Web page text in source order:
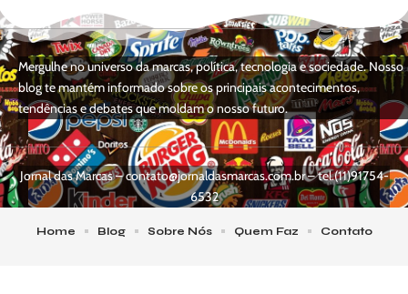
Mergulhe no universo da marcas, política, tecnologia e sociedade. Nosso
blog te mantém informado sobre os principais acontecimentos,
tendências e debates que moldam o nosso futuro.
Jornal das Marcas –contato@jornaldasmarcas.com.br– tel.(11)91754-
6532
Home Blog Sobre Nós Quem Faz Contato